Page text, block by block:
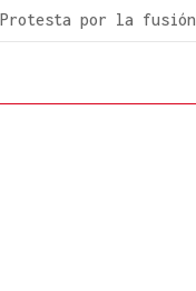
Protesta por la fusión